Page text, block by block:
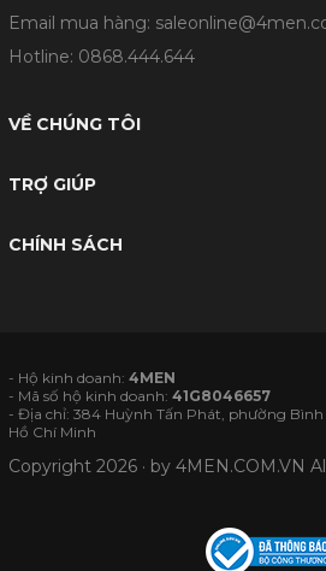
Email mua hàng:
Hotline: 0868.444.644
VỀ CHÚNG TÔI
TRỢ GIÚP
CHÍNH SÁCH
- Hộ kinh doanh:4MEN
- Mã số hộ kinh doanh:41G8046657
- Địa chỉ: 384 Huỳnh Tấn Phát, phường
Hồ Chí Minh
Copyright 2026 · by4MEN.COM.VN